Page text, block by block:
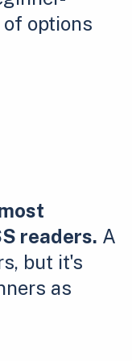
options
readers. A
but it's
as